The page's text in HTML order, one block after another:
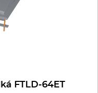
FTLD-64ET